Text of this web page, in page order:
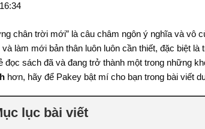
chân trời mới” là câu châm ngôn ý nghĩa và vô
làm mới bản thân luôn luôn cần thiết, đặc biệt là
đọc sách đã và đang trở thành một trong những
hơn, hãy để Pakey bật mí cho bạn trong bài viết
lục bài viết